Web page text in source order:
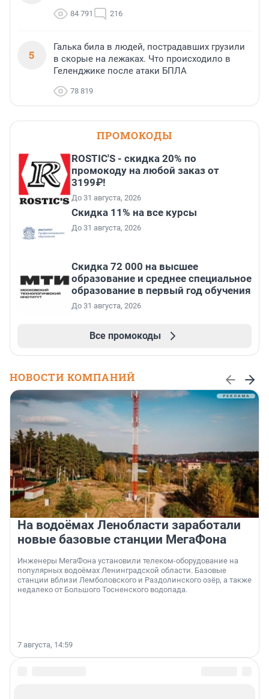
84 791 216
5
Галька била в людей, пострадавших грузили
в скорые на лежаках. Что происходило в
Геленджике после атаки БПЛА
78 819
ПРОМОКОДЫ
ROSTIC'S - скидка 20% по
промокоду на любой заказ от
3199₽!
До 31 августа, 2026
Скидка 11% на все курсы
До 31 августа, 2026
Скидка 72 000 на высшее
образование и среднее специальное
образование в первый год обучения
До 31 августа, 2026
Все промокоды
НОВОСТИ КОМПАНИЙ
На водоёмах Ленобласти заработали
новые базовые станции МегаФона
Инженеры МегаФона установили телеком-оборудование на
популярных водоёмах Ленинградской области. Базовые
станции вблизи Лемболовского и Раздолинского озёр, а также
недалеко от Большого Тосненского водопада.
7 августа, 14:59